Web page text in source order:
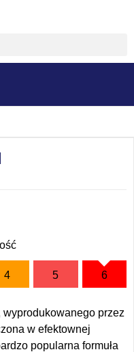
4 5 6
przez
w efektownej
popularna formuła